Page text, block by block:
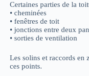
Certaines parties de la
• cheminées
• fenêtres de toit
• jonctions entre deux
• sorties de ventilation
Les solins et raccords en
ces points.